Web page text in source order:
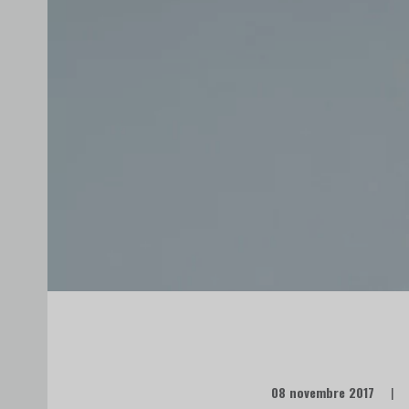
08 novembre 2017 |